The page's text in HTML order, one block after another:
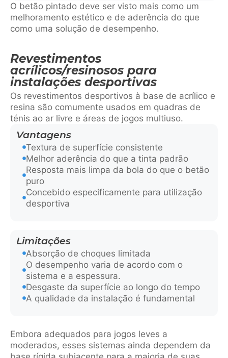
O betão pintado deve ser visto mais como um
melhoramento estético e de aderência do que
como uma solução de desempenho.
Revestimentos
acrílicos/resinosos para
instalações desportivas
Os revestimentos desportivos à base de acrílico e
resina são comumente usados em quadras de
ténis ao ar livre e áreas de jogos multiuso.
Vantagens
Textura de superfície consistente
Melhor aderência do que a tinta padrão
Resposta mais limpa da bola do que o betão
puro
Concebido especificamente para utilização
desportiva
Limitações
Absorção de choques limitada
O desempenho varia de acordo com o
sistema e a espessura.
Desgaste da superfície ao longo do tempo
A qualidade da instalação é fundamental
Embora adequados para jogos leves a
moderados, esses sistemas ainda dependem da